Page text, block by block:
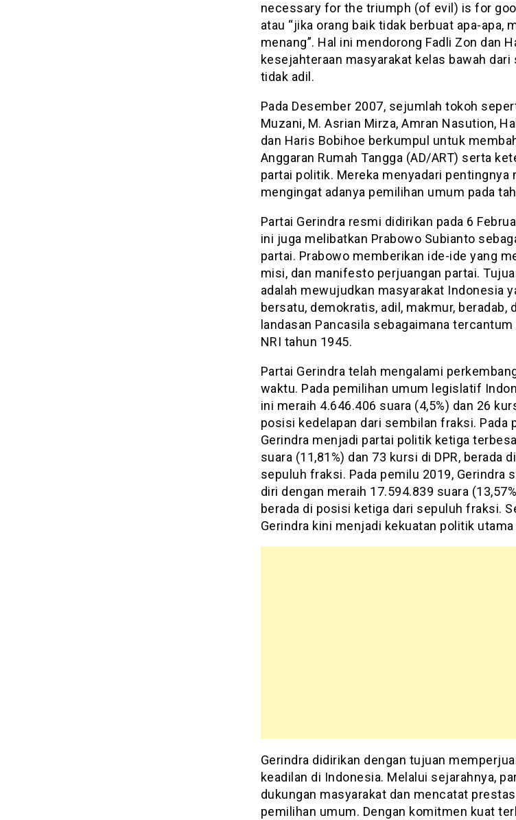
necessary for the triumph (of evil) is for
atau “jika orang baik tidak berbuat apa-apa,
menang”. Hal ini mendorong Fadli Zon dan
kesejahteraan masyarakat kelas bawah
tidak adil.
Pada Desember 2007, sejumlah tokoh
Muzani, M. Asrian Mirza, Amran Nasution,
dan Haris Bobihoe berkumpul untuk
Anggaran Rumah Tangga (AD/ART) serta
partai politik. Mereka menyadari pentingnya
mengingat adanya pemilihan umum pada
Partai Gerindra resmi didirikan pada 6
ini juga melibatkan Prabowo Subianto
partai. Prabowo memberikan ide-ide yang
misi, dan manifesto perjuangan partai.
adalah mewujudkan masyarakat Indonesia
bersatu, demokratis, adil, makmur, beradab,
landasan Pancasila sebagaimana tercantum
NRI tahun 1945.
Partai Gerindra telah mengalami
waktu. Pada pemilihan umum legislatif
ini meraih 4.646.406 suara (4,5%) dan 26
posisi kedelapan dari sembilan fraksi. Pada
Gerindra menjadi partai politik ketiga
suara (11,81%) dan 73 kursi di DPR, berada
sepuluh fraksi. Pada pemilu 2019, Gerindra
diri dengan meraih 17.594.839 suara
berada di posisi ketiga dari sepuluh fraksi.
Gerindra kini menjadi kekuatan politik
Gerindra didirikan dengan tujuan
keadilan di Indonesia. Melalui sejarahnya,
dukungan masyarakat dan mencatat
pemilihan umum. Dengan komitmen kuat